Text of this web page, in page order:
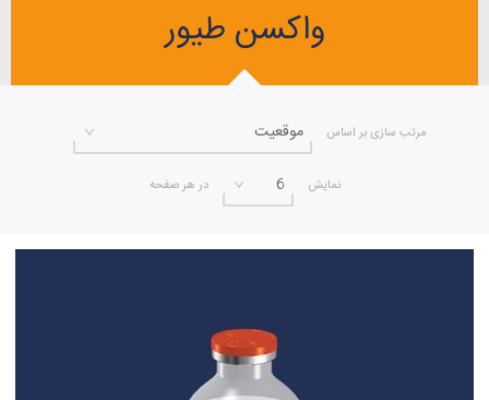
واکسن طیور
مرتب سازی بر اساس
نمایش در هر صفحه